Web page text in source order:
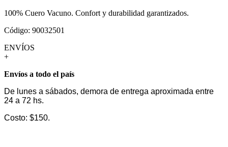
100% Cuero Vacuno. Confort y durabilidad garantizados.
Código: 90032501
ENVÍOS
+
Envíos a todo el país
De lunes a sábados, demora de entrega aproximada entre
24 a 72 hs.
Costo: $150.